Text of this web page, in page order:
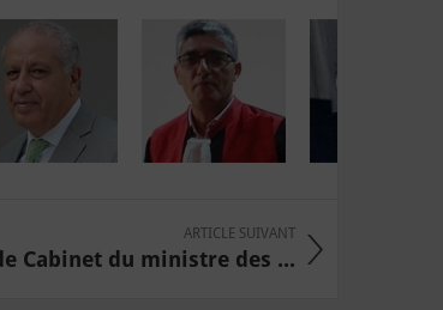
ARTICLE SUIVANT
Cabinet du ministre des ...